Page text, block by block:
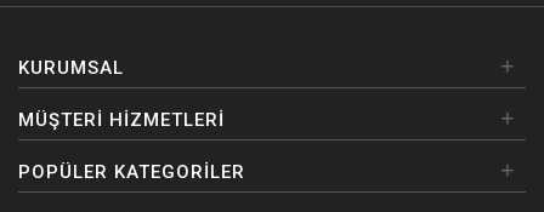
KURUMSAL +
MÜŞTERI HIZMETLERI +
POPÜLER KATEGORILER +